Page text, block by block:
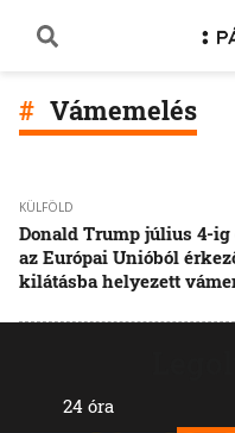
Vámemelés
KÜLFÖLD
Donald Trump július 4-
az Európai Unióból
kilátásba helyezett
24 óra